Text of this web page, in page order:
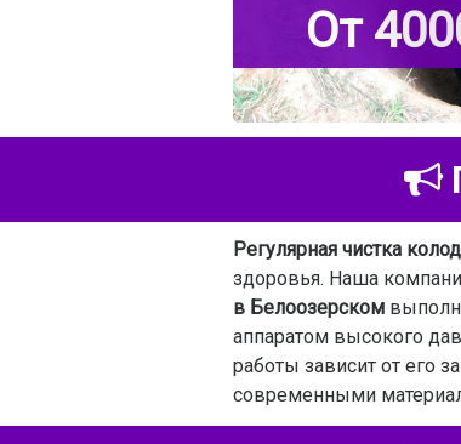
От
Регулярная чистка
здоровья. Наша
в Белоозерском
аппаратом высокого
работы зависит от его
современными